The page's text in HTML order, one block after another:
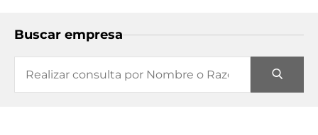
Buscar empresa